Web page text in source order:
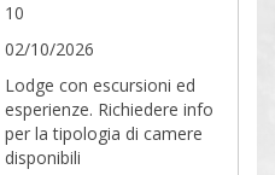
10
02/10/2026
Lodge con escursioni ed
esperienze. Richiedere info
per la tipologia di camere
disponibili